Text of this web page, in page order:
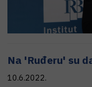
Na 'Ruđeru' su
10.6.2022.